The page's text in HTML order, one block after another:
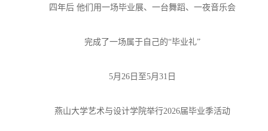
四年后 他们用一场毕业展、一台舞蹈、一夜音乐会
完成了一场属于自己的“毕业礼”
5月26日至5月31日
燕山大学艺术与设计学院举行2026届毕业季活动